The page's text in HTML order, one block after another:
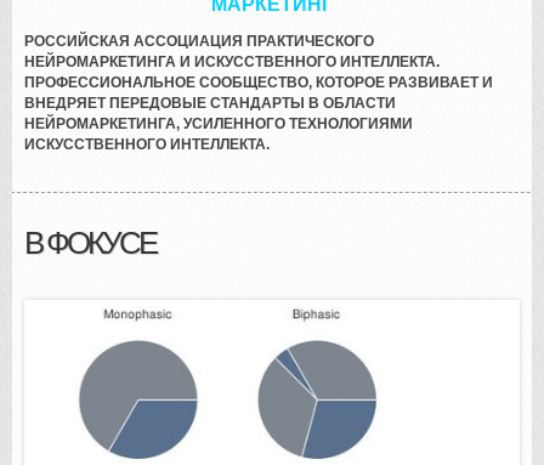
МАРКЕТИНГ
РОССИЙСКАЯ АССОЦИАЦИЯ ПРАКТИЧЕСКОГО
НЕЙРОМАРКЕТИНГА И ИСКУССТВЕННОГО ИНТЕЛЛЕКТА.
ПРОФЕССИОНАЛЬНОЕ СООБЩЕСТВО, КОТОРОЕ РАЗВИВАЕТ И
ВНЕДРЯЕТ ПЕРЕДОВЫЕ СТАНДАРТЫ В ОБЛАСТИ
НЕЙРОМАРКЕТИНГА, УСИЛЕННОГО ТЕХНОЛОГИЯМИ
ИСКУССТВЕННОГО ИНТЕЛЛЕКТА.
В ФОКУСЕ